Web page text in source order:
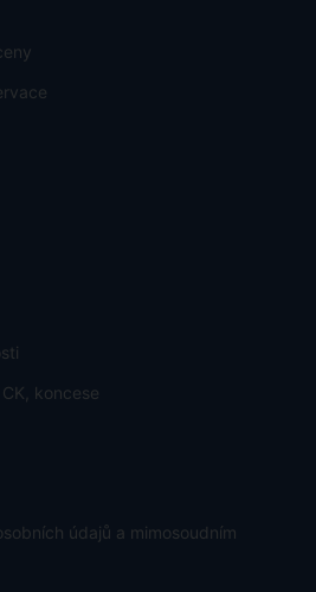
koncese
údajů a mimosoudním